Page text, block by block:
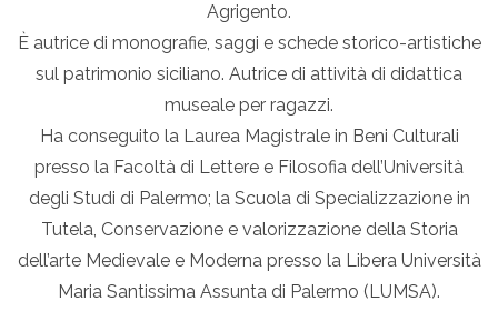
Agrigento.
È autrice di monografie, saggi e schede storico-artistiche
sul patrimonio siciliano. Autrice di attività di didattica
museale per ragazzi.
Ha conseguito la Laurea Magistrale in Beni Culturali
presso la Facoltà di Lettere e Filosofia dell’Università
degli Studi di Palermo; la Scuola di Specializzazione in
Tutela, Conservazione e valorizzazione della Storia
dell’arte Medievale e Moderna presso la Libera Università
Maria Santissima Assunta di Palermo (LUMSA).